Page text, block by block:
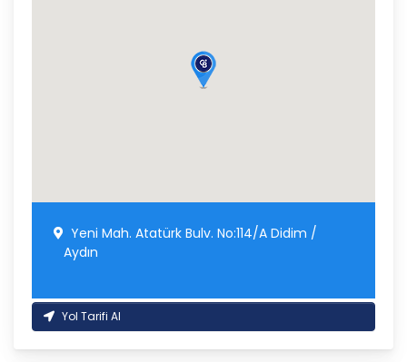
Yeni Mah. Atatürk Bulv. No:114/A Didim /
Aydın
Yol Tarifi Al